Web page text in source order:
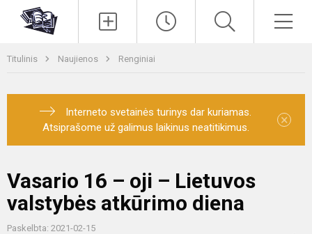
Titulinis Naujienos Renginiai
Interneto svetainės turinys dar kuriamas.
Atsiprašome už galimus laikinus neatitikimus.
×
Vasario 16 – oji – Lietuvos
valstybės atkūrimo diena
Paskelbta: 2021-02-15